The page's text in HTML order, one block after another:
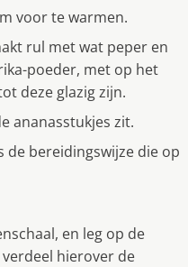
voor te warmen.
rul met wat peper en
poeder, met op het
deze glazig zijn.
ananasstukjes zit.
de bereidingswijze die op
en leg op de
hierover de